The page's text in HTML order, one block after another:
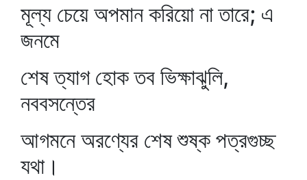
মূল্য চেয়ে অপমান করিয়ো না তারে; এ
জনমে
শেষ ত্যাগ হোক তব ভিক্ষাঝুলি,
নববসন্তের
আগমনে অরণ্যের শেষ শুষ্ক পত্রগুচ্ছ
যথা।